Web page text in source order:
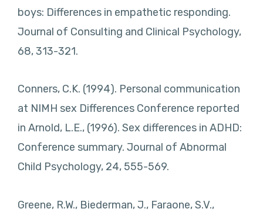
boys: Differences in empathetic responding.
Journal of Consulting and Clinical Psychology,
68, 313-321.
Conners, C.K. (1994). Personal communication
at NIMH sex Differences Conference reported
in Arnold, L.E., (1996). Sex differences in ADHD:
Conference summary. Journal of Abnormal
Child Psychology, 24, 555-569.
Greene, R.W., Biederman, J., Faraone, S.V.,